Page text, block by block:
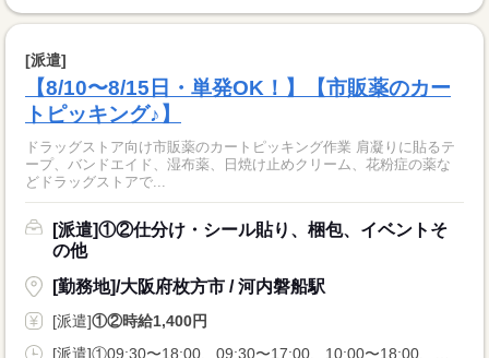
[派遣]
【8/10〜8/15日・単発OK！】【市販薬のカー
トピッキング♪】
ドラッグストア向け市販薬のカートピッキング作業 肩凝りに貼るテ
ープ、バンドエイド、湿布薬、日焼け止めクリーム、花粉症の薬な
どドラッグストアで...
[派遣]①②仕分け・シール貼り、梱包、イベントそ
の他
[勤務地]/大阪府枚方市 / 河内磐船駅
[派遣]①②時給1,400円